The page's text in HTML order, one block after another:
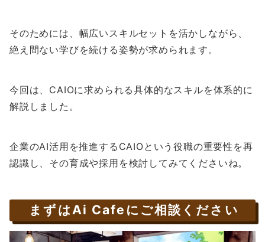
そのためには、幅広いスキルセットを活かしながら、
絶え間ない学びを続ける姿勢が求められます。
今回は、CAIOに求められる具体的なスキルを体系的に
解説しました。
企業のAI活用を推進するCAIOという役職の重要性を再
認識し、その育成や採用を検討してみてくださいね。
まずはAi Cafeにご相談ください